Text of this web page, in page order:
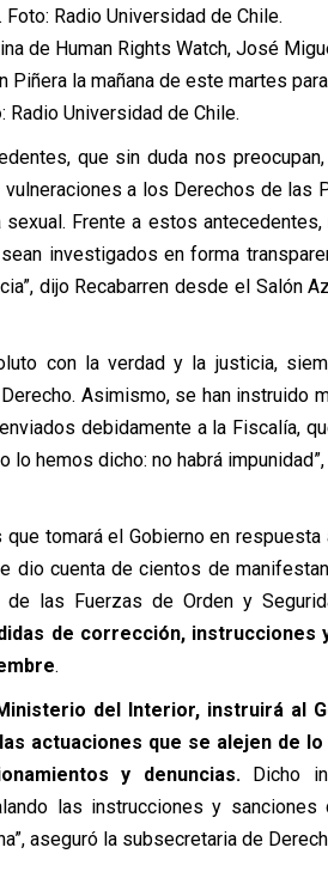
de Human Rights Watch, José
la mañana de este martes
: Radio Universidad de Chile.
que sin duda nos
a los Derechos de las
Frente a estos antecedentes,
investigados en forma
dijo Recabarren desde el Salón
con la verdad y la justicia,
Asimismo, se han instruido
debidamente a la Fiscalía,
hemos dicho: no habrá
tomará el Gobierno en
dio cuenta de cientos de
las Fuerzas de Orden y
de corrección, instrucciones
.
del Interior, instruirá al
actuaciones que se alejen de
y denuncias. Dicho
las instrucciones y sanciones
aseguró la subsecretaria de